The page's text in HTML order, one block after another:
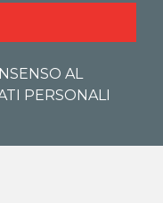
AL
PERSONALI